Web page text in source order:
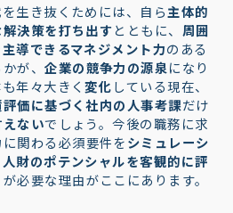
生き抜くためには、自ら主体的
決策を打ち出すとともに、 周囲
導できるマネジメント力のある
が、企業の競争力の源泉になり
年々大きく変化している現在、
価に基づく社内の人事考課だけ
ないでしょう。今後の職務に求
に関わる必須要件をシミュレーシ
人財のポテンシャルを客観的に評
が必要な理由がここにあります。